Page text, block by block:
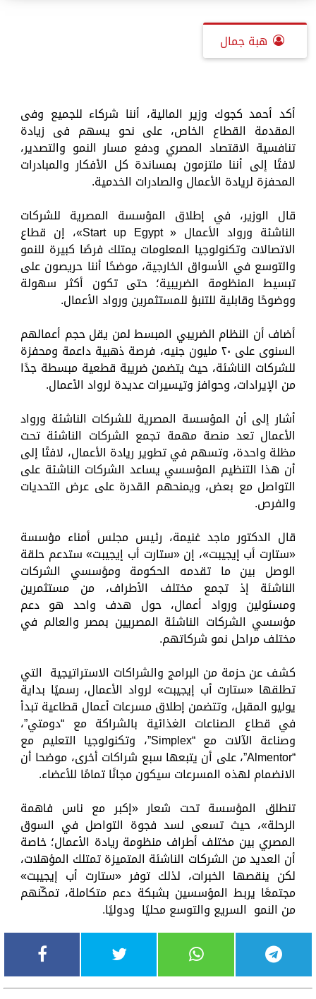
هبة جمال
أكد أحمد كجوك وزير المالية، أننا شركاء للجميع وفى
المقدمة القطاع الخاص، على نحو يسهم فى زيادة
تنافسية الاقتصاد المصري ودفع مسار النمو والتصدير،
لافتًا إلى أننا ملتزمون بمساندة كل الأفكار والمبادرات
المحفزة لريادة الأعمال والصادرات الخدمية.
قال الوزير، في إطلاق المؤسسة المصرية للشركات
الناشئة ورواد الأعمال « Start up Egypt»، إن قطاع
الاتصالات وتكنولوجيا المعلومات يمتلك فرصًا كبيرة للنمو
والتوسع في الأسواق الخارجية، موضحًا أننا حريصون على
تبسيط المنظومة الضريبية؛ حتى تكون أكثر سهولة
ووضوحًا وقابلية للتنبؤ للمستثمرين ورواد الأعمال.
أضاف أن النظام الضريبي المبسط لمن يقل حجم أعمالهم
السنوى على ٢٠ مليون جنيه، فرصة ذهبية داعمة ومحفزة
للشركات الناشئة، حيث يتضمن ضريبة قطعية مبسطة جدًا
من الإيرادات، وحوافز وتيسيرات عديدة لرواد الأعمال.
أشار إلى أن المؤسسة المصرية للشركات الناشئة ورواد
الأعمال تعد منصة مهمة تجمع الشركات الناشئة تحت
مظلة واحدة، وتسهم في تطوير ريادة الأعمال، لافتًا إلى
أن هذا التنظيم المؤسسي يساعد الشركات الناشئة على
التواصل مع بعض، ويمنحهم القدرة على عرض التحديات
والفرص.
قال الدكتور ماجد غنيمة، رئيس مجلس أمناء مؤسسة
«ستارت أب إيجيبت»، إن «ستارت أب إيجيبت» ستدعم حلقة
الوصل بين ما تقدمه الحكومة ومؤسسي الشركات
الناشئة إذ تجمع مختلف الأطراف، من مستثمرين
ومسئولين ورواد أعمال، حول هدف واحد هو دعم
مؤسسي الشركات الناشئة المصريين بمصر والعالم في
مختلف مراحل نمو شركاتهم.
كشف عن حزمة من البرامج والشراكات الاستراتيجية التي
تطلقها «ستارت أب إيجيبت» لرواد الأعمال، رسميًا بداية
يوليو المقبل، وتتضمن إطلاق مسرعات أعمال قطاعية تبدأ
في قطاع الصناعات الغذائية بالشراكة مع “دومتي”،
وصناعة الآلات مع “Simplex”، وتكنولوجيا التعليم مع
“Almentor”، على أن يتبعها سبع شراكات أخرى، موضحا أن
الانضمام لهذه المسرعات سيكون مجانًا تمامًا للأعضاء.
تنطلق المؤسسة تحت شعار «إكبر مع ناس فاهمة
الرحلة»، حيث تسعى لسد فجوة التواصل في السوق
المصري بين مختلف أطراف منظومة ريادة الأعمال؛ خاصة
أن العديد من الشركات الناشئة المتميزة تمتلك المؤهلات،
لكن ينقصها الخبرات، لذلك توفر «ستارت أب إيجيبت»
مجتمعًا يربط المؤسسين بشبكة دعم متكاملة، تمكّنهم
من النمو السريع والتوسع محليًا ودوليًا.